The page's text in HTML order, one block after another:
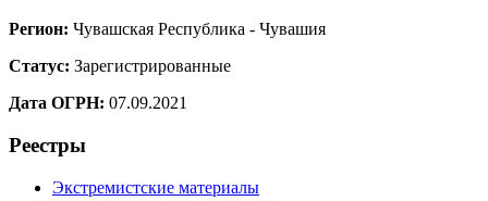
Регион: Чувашская Республика - Чувашия
Статус: Зарегистрированные
Дата ОГРН: 07.09.2021
Реестры
Экстремистские материалы